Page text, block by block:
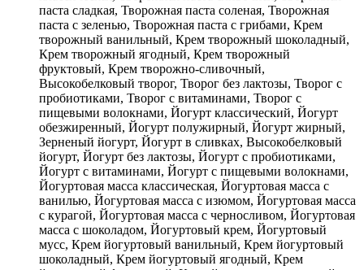
паста сладкая, Творожная паста соленая, Творожная
паста с зеленью, Творожная паста с грибами, Крем
творожный ванильный, Крем творожный шоколадный,
Крем творожный ягодный, Крем творожный
фруктовый, Крем творожно-сливочный,
Высокобелковый творог, Творог без лактозы, Творог с
пробиотиками, Творог с витаминами, Творог с
пищевыми волокнами, Йогурт классический, Йогурт
обезжиренный, Йогурт полужирный, Йогурт жирный,
Зерненый йогурт, Йогурт в сливках, Высокобелковый
йогурт, Йогурт без лактозы, Йогурт с пробиотиками,
Йогурт с витаминами, Йогурт с пищевыми волокнами,
Йогуртовая масса классическая, Йогуртовая масса с
ванилью, Йогуртовая масса с изюмом, Йогуртовая масса
с курагой, Йогуртовая масса с черносливом, Йогуртовая
масса с шоколадом, Йогуртовый крем, Йогуртовый
мусс, Крем йогуртовый ванильный, Крем йогуртовый
шоколадный, Крем йогуртовый ягодный, Крем